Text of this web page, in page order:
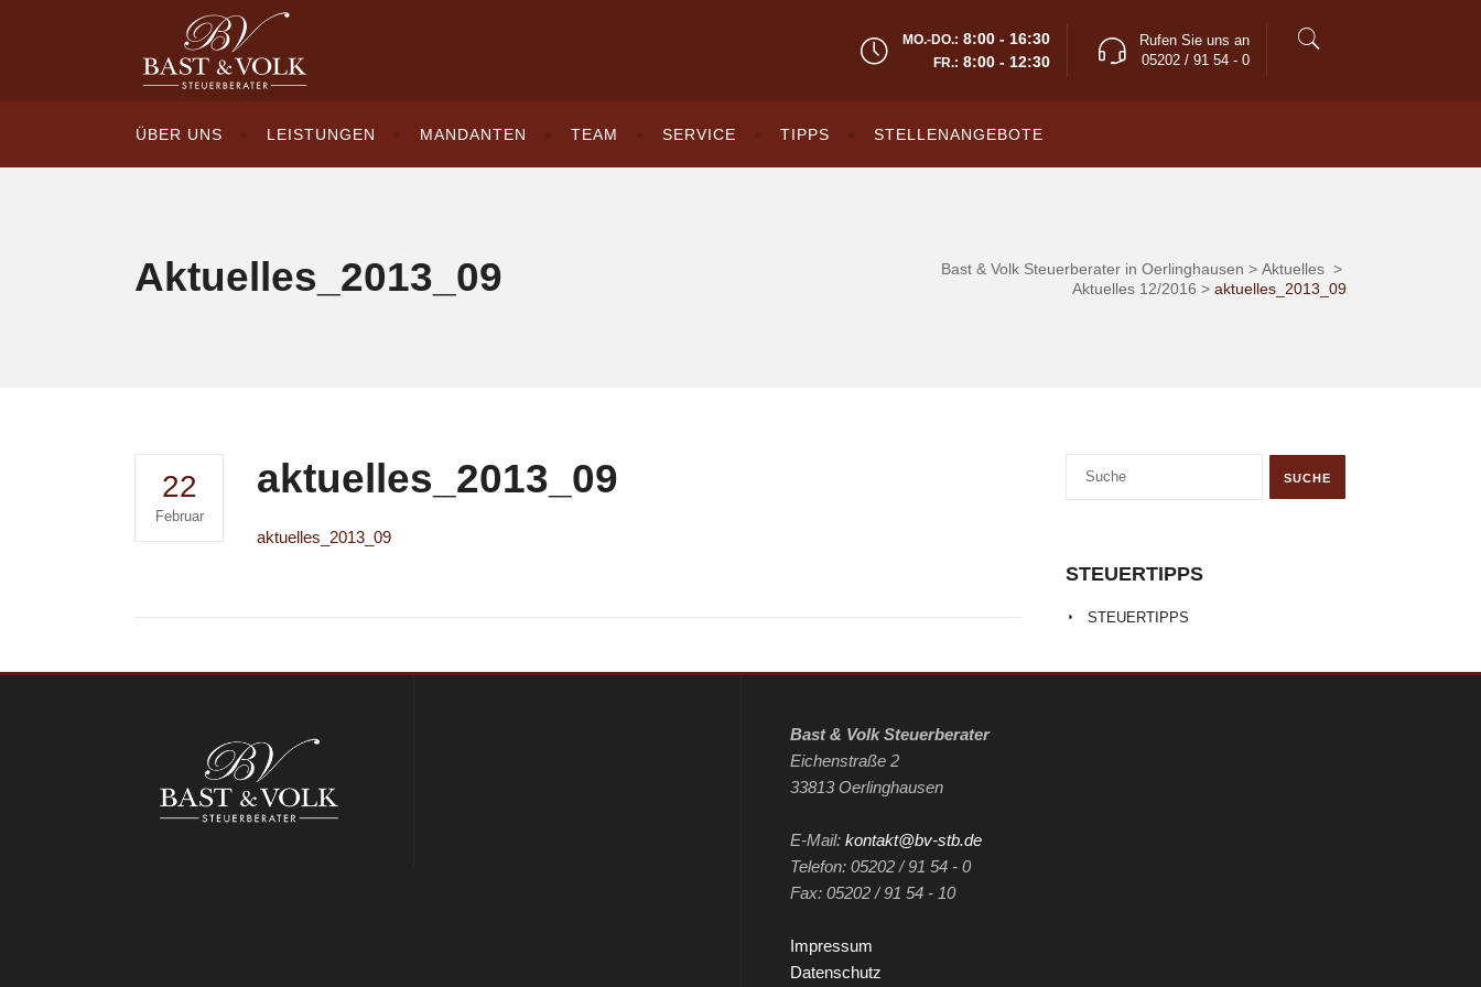
MO.-DO.: 8:00 - 16:30
FR.: 8:00 - 12:30
Rufen Sie uns an
05202 / 91 54 - 0
ÜBER UNS LEISTUNGEN MANDANTEN TEAM SERVICE TIPPS STELLENANGEBOTE
Aktuelles_2013_09 Bast & Volk Steuerberater in Oerlinghausen > Aktuelles >
Aktuelles 12/2016 > aktuelles_2013_09
22
Februar
aktuelles_2013_09
aktuelles_2013_09
STEUERTIPPS
STEUERTIPPS
Bast & Volk Steuerberater
Eichenstraße 2
33813 Oerlinghausen
E-Mail: kontakt@bv-stb.de
Telefon: 05202 / 91 54 - 0
Fax: 05202 / 91 54 - 10
Impressum
Datenschutz